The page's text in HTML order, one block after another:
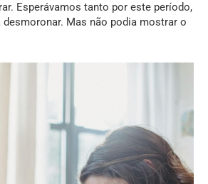
Esperávamos tanto por este período,
Mas não podia mostrar o